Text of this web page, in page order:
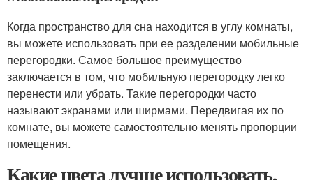
Когда пространство для сна находится в углу комнаты,
вы можете использовать при ее разделении мобильные
перегородки. Самое большое преимущество
заключается в том, что мобильную перегородку легко
перенести или убрать. Такие перегородки часто
называют экранами или ширмами. Передвигая их по
комнате, вы можете самостоятельно менять пропорции
помещения.
Какие цвета лучше использовать,